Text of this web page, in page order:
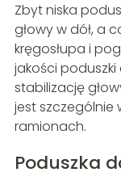
Zbyt niska
głowy w dół, a
kręgosłupa i
jakości
stabilizację
jest szczególnie
ramionach.
Poduszka